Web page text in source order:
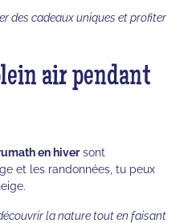
des cadeaux uniques et profiter
air pendant
en hiversont
et les randonnées, tu peux
la nature tout en faisant